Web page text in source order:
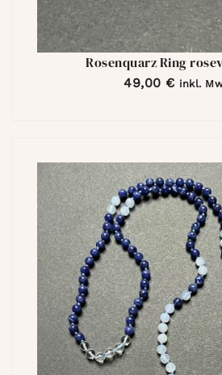
Rosenquarz Ring
49,00 € inkl.